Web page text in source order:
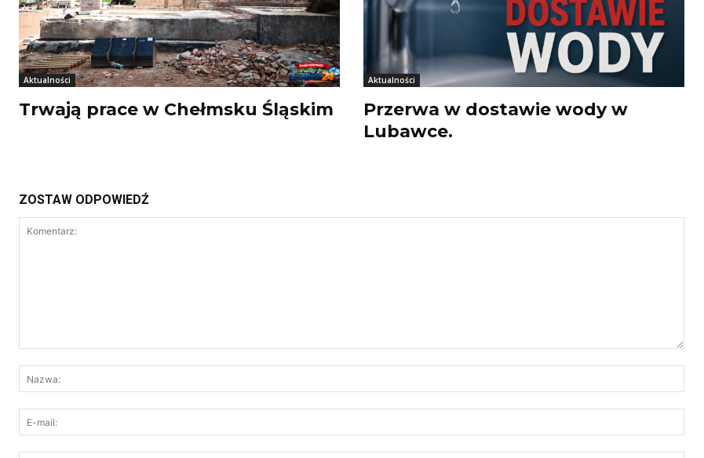
Aktualności
Trwają prace w Chełmsku Śląskim
Aktualności
Przerwa w dostawie wody w
Lubawce.
ZOSTAW ODPOWIEDŹ
mail: